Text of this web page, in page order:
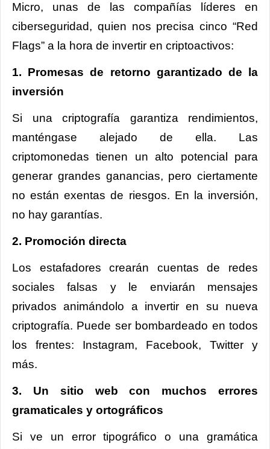
Micro, unas de las compañías líderes en
ciberseguridad, quien nos precisa cinco “Red
Flags” a la hora de invertir en criptoactivos:
1. Promesas de retorno garantizado de la
inversión
Si una criptografía garantiza rendimientos,
manténgase alejado de ella. Las
criptomonedas tienen un alto potencial para
generar grandes ganancias, pero ciertamente
no están exentas de riesgos. En la inversión,
no hay garantías.
2. Promoción directa
Los estafadores crearán cuentas de redes
sociales falsas y le enviarán mensajes
privados animándolo a invertir en su nueva
criptografía. Puede ser bombardeado en todos
los frentes: Instagram, Facebook, Twitter y
más.
3. Un sitio web con muchos errores
gramaticales y ortográficos
Si ve un error tipográfico o una gramática